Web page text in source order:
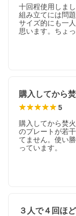
十回程使用しま
組み立てには問
サイズ的にも一
思います。ちょ
購入してから
5
購入してから焚
のプレートが若
てません。使い
っています。